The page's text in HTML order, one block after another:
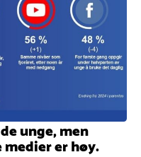
unge, men
er høy.